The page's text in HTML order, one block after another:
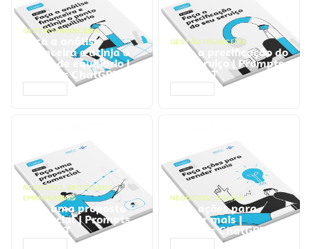
GESTÃO FINANCEIRA
Faça a análise
financeira e atinja o
ponto de equilíbrio |
Prompts ChatGPT
GESTÃO FINANCEIRA
Faça a precificação do
seu serviço | Prompts
ChatGPT
NEGÓCIOS, PROCESSOS
EMPRESARIAIS
Faça uma proposta
comercial | Prompts
ChatGPT
NEGÓCIOS, VENDAS
Faça ações para
vender mais |
Prompts ChatGPT